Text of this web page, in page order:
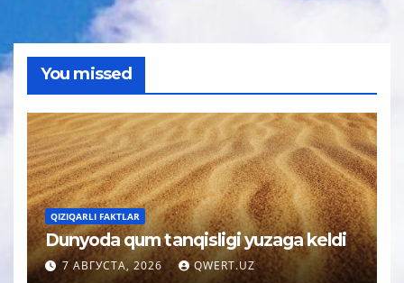
You missed
QIZIQARLI FAKTLAR
Dunyoda qum tanqisligi yuzaga keldi
7 АВГУСТА, 2026 QWERT.UZ